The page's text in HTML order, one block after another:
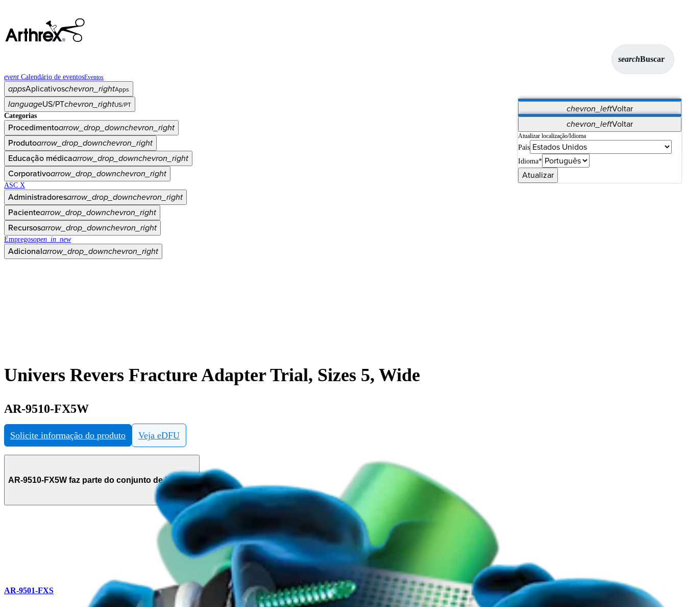
searchBuscar
event Calendário de eventosEventos
appsAplicativoschevron_rightApps
chevron_leftVoltar
Vet Systems OrthoPedia Patient
Supplier Portal
Synergy Imaging & Resection
languageUS/PTchevron_rightUS/PT
chevron_leftVoltar
Atualizar localização/Idioma
País
Idioma*
Atualizar
Categorias
Procedimentoarrow_drop_downchevron_right
Produtoarrow_drop_downchevron_right
Educação médicaarrow_drop_downchevron_right
Corporativoarrow_drop_downchevron_right
ASC X
Administradoresarrow_drop_downchevron_right
Pacientearrow_drop_downchevron_right
Recursosarrow_drop_downchevron_right
Empregosopen_in_new
Adicionalarrow_drop_downchevron_right
Univers Revers Fracture Adapter Trial, Sizes 5, Wide
AR-9510-FX5W
Solicite informação do produto Veja eDFU
AR-9510-FX5W faz parte do conjunto de itens (1)
AR-9501-FXS